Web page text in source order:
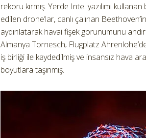
rekoru kırmış. Yerde Intel yazılımı
edilen drone’lar, canlı çalınan
aydınlatarak havai fişek görünümünü
Almanya Tornesch, Flugplatz
iş birliği ile kaydedilmiş ve insansız hava
boyutlara taşınmış.